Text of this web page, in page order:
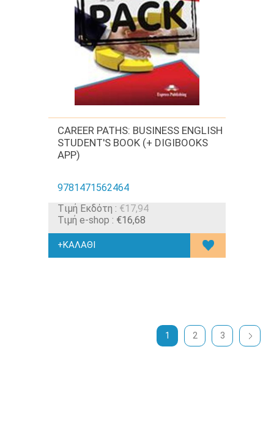
CAREER PATHS: BUSINESS ENGLISH
STUDENT'S BOOK (+ DIGIBOOKS
APP)
9781471562464
Tιμή Εκδότη : €17,94
Τιμή e-shop : €16,68
1 2 3